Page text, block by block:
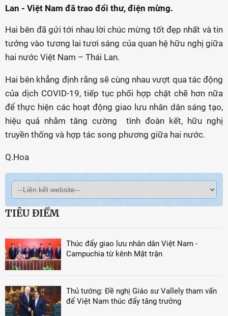
Lan - Việt Nam đã trao đổi thư, điện mừng.
Hai bên đã gửi tới nhau lời chúc mừng tốt đẹp nhất và tin
tưởng vào tương lai tươi sáng của quan hệ hữu nghị giữa
hai nước Việt Nam – Thái Lan.
Hai bên khẳng định rằng sẽ cùng nhau vượt qua tác động
của dịch COVID-19, tiếp tục phối hợp chặt chẽ hơn nữa
để thực hiện các hoạt động giao lưu nhân dân sáng tạo,
hiệu quả nhằm tăng cường tình đoàn kết, hữu nghị
truyền thống và hợp tác song phương giữa hai nước.
Q.Hoa
TIÊU ĐIỂM
Thúc đẩy giao lưu nhân dân Việt Nam -
Campuchia từ kênh Mặt trận
Thủ tướng: Đề nghị Giáo sư Vallely tham vấn
để Việt Nam thúc đẩy tăng trưởng